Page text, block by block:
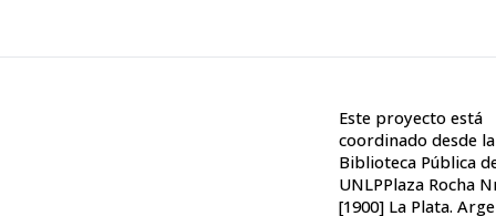
Este proyecto está
coordinado desde la
Biblioteca Pública
UNLPPlaza Rocha
[1900] La Plata.